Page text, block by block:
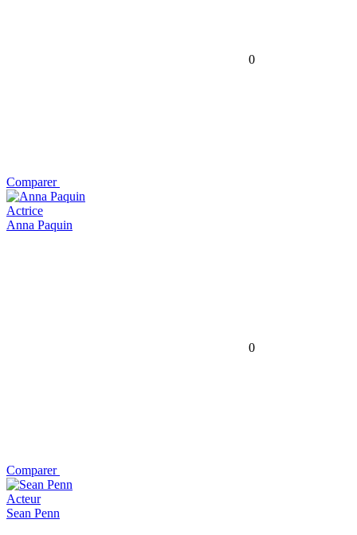
0
Comparer
Actrice
Anna Paquin
0
Comparer
Acteur
Sean Penn